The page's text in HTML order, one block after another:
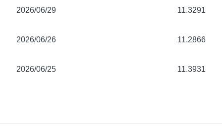
2026/06/29 11.3291
2026/06/26 11.2866
2026/06/25 11.3931